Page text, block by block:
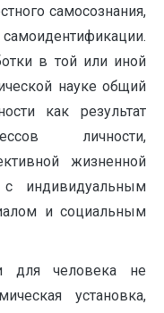
самосознания,
в той или иной
науке общий
как результат
личности,
жизненной
индивидуальным
и социальным
для человека не
установка,